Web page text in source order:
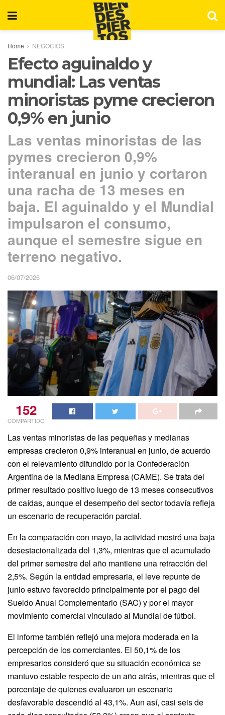
Home NEGOCIOS
Efecto aguinaldo y
mundial: Las ventas
minoristas pyme crecieron
0,9% en junio
Las ventas minoristas de las
pymes crecieron 0,9%
interanual en junio y cortaron
una racha de 13 meses en
baja. El aguinaldo y el Mundial
impulsaron el consumo,
aunque el semestre sigue en
terreno negativo.
06/07/2026
152
COMPARTIDO
Las ventas minoristas de las pequeñas y medianas
empresas crecieron 0,9% interanual en junio, de acuerdo
con el relevamiento difundido por la Confederación
Argentina de la Mediana Empresa (CAME). Se trata del
primer resultado positivo luego de 13 meses consecutivos
de caídas, aunque el desempeño del sector todavía refleja
un escenario de recuperación parcial.
En la comparación con mayo, la actividad mostró una baja
desestacionalizada del 1,3%, mientras que el acumulado
del primer semestre del año mantiene una retracción del
2,5%. Según la entidad empresaria, el leve repunte de
junio estuvo favorecido principalmente por el pago del
Sueldo Anual Complementario (SAC) y por el mayor
movimiento comercial vinculado al Mundial de fútbol.
El informe también reflejó una mejora moderada en la
percepción de los comerciantes. El 50,1% de los
empresarios consideró que su situación económica se
mantuvo estable respecto de un año atrás, mientras que el
porcentaje de quienes evaluaron un escenario
desfavorable descendió al 43,1%. Aun así, casi seis de